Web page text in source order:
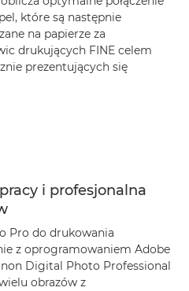
które są następnie
na papierze za
drukujących FINE celem
prezentujących się
i profesjonalna
Pro do drukowania
z oprogramowaniem Adobe
Digital Photo Professional
obrazów z